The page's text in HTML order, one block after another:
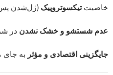
خاصیتتیکسوتروپیک (ژل‌شدن پس
عدم شستشو و خشک نشدن در
جایگزینی اقتصادی و مؤثر به جای